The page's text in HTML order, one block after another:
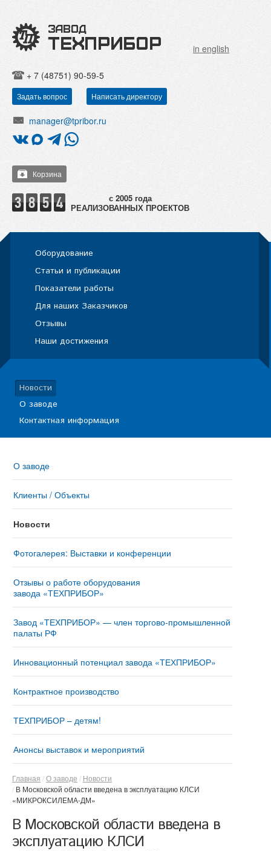
in english
+ 7 (48751) 90-59-5
Задать вопрос Написать директору
manager@tpribor.ru
Корзина
РЕАЛИЗОВАННЫХ ПРОЕКТОВ
Оборудование
Статьи и публикации
Показатели работы
Для наших Заказчиков
Отзывы
Наши достижения
Новости
О заводе
Контактная информация
О заводе
Клиенты / Объекты
Новости
Фотогалерея: Выставки и конференции
Отзывы о работе оборудования
завода «ТЕХПРИБОР»
Завод «ТЕХПРИБОР» — член торгово-промышленной
палаты РФ
Инновационный потенциал завода «ТЕХПРИБОР»
Контрактное производство
ТЕХПРИБОР – детям!
Анонсы выставок и мероприятий
Главная О заводе
Новости
В Московской области введена в эксплуатацию КЛСИ
«МИКРОКСИЛЕМА-ДМ»
В Московской области введена в
эксплуатацию КЛСИ